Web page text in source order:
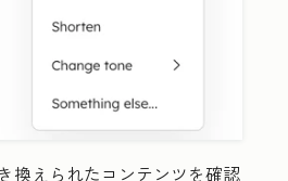
換えられたコンテンツを確認